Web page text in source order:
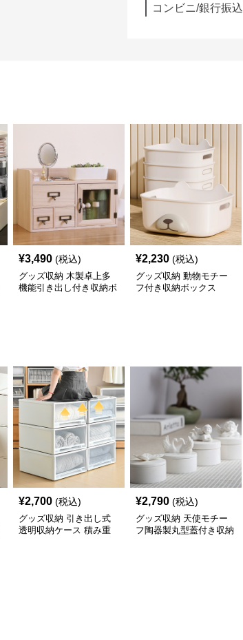
コンビニ/銀行振込
¥3,490 (税込)
グッズ収納 木製卓上多
機能引き出し付き収納ボ
¥2,230 (税込)
グッズ収納 動物モチー
フ付き収納ボックス
¥2,700 (税込)
グッズ収納 引き出し式
透明収納ケース 積み重
¥2,790 (税込)
グッズ収納 天使モチー
フ陶器製丸型蓋付き収納